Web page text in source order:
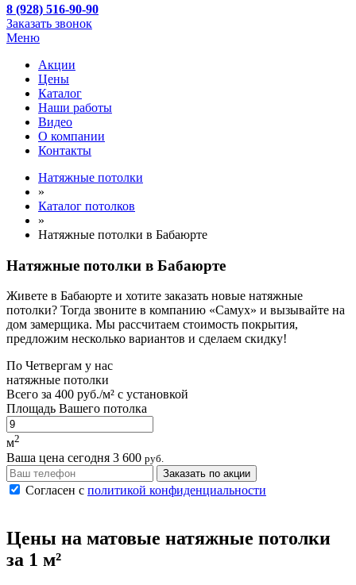
8 (928) 516-90-90
Заказать звонок
Меню
Акции
Цены
Каталог
Наши работы
Видео
О компании
Контакты
Натяжные потолки
»
Каталог потолков
»
Натяжные потолки в Бабаюрте
Натяжные потолки в Бабаюрте
Живете в Бабаюрте и хотите заказать новые натяжные
потолки? Тогда звоните в компанию «Самух» и вызывайте на
дом замерщика. Мы рассчитаем стоимость покрытия,
предложим несколько вариантов и сделаем скидку!
По Четвергам у нас
натяжные потолки
Всего за 400 руб./м² с установкой
Площадь Вашего потолка
м2
Ваша цена сегодня 3 600 руб.
Заказать по акции
Согласен с политикой конфиденциальности
Цены на матовые натяжные потолки
за 1 м²